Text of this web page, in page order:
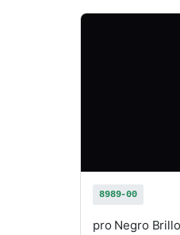
8989-00
pro Negro Brillo